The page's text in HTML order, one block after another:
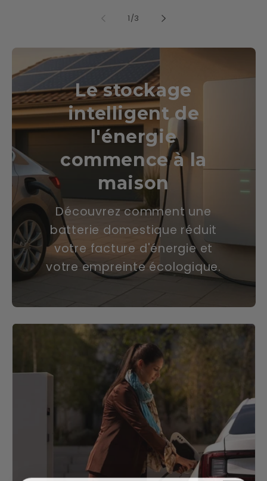
1/de
3
Le stockage
intelligent de
l'énergie
commence à la
maison
Découvrez comment une
batterie domestique réduit
votre facture d'énergie et
votre empreinte écologique.